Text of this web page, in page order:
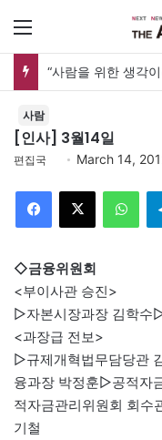
사람
[인사] 3월14일
편집국 March 14,
◇금융위원회
<부이사관 승진>
▷자본시장과장 김학수
<과장급 전보>
▷규제개혁법무담당관
융과장 박정훈▷공적자
적자금관리위원회 회수
기철